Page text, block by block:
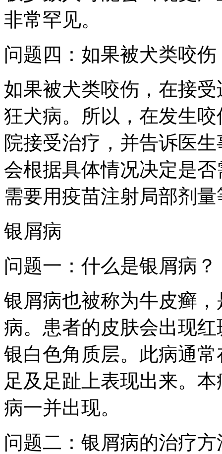
非常罕见。
问题四：如果被犬类咬
如果被犬类咬伤，在接
狂犬病。所以，在发生
院接受治疗，并告诉医
会根据具体情况决定是
需要用疫苗注射局部剂
银屑病
问题一：什么是银屑病？
银屑病也被称为牛皮癣
病。患者的皮肤会出现
银白色角质层。此病通
足及足趾上表现出来。
病一并出现。
问题二：银屑病的治疗